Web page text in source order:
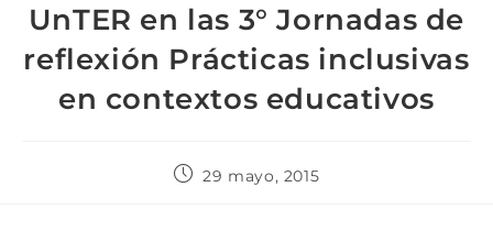
UnTER en las 3° Jornadas de
reflexión Prácticas inclusivas
en contextos educativos
29 mayo, 2015